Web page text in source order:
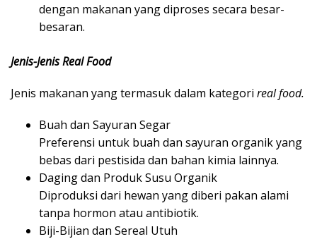
dengan makanan yang diproses secara besar-
besaran.
Jenis-Jenis Real Food
Jenis makanan yang termasuk dalam kategori real food.
Buah dan Sayuran Segar
Preferensi untuk buah dan sayuran organik yang
bebas dari pestisida dan bahan kimia lainnya.
Daging dan Produk Susu Organik
Diproduksi dari hewan yang diberi pakan alami
tanpa hormon atau antibiotik.
Biji-Bijian dan Sereal Utuh